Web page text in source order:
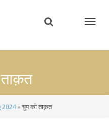
2024 चुप की ताक़त